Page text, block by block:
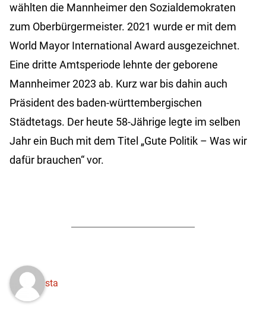
wählten die Mannheimer den Sozialdemokraten
zum Oberbürgermeister. 2021 wurde er mit dem
World Mayor International Award ausgezeichnet.
Eine dritte Amtsperiode lehnte der geborene
Mannheimer 2023 ab. Kurz war bis dahin auch
Präsident des baden-württembergischen
Städtetags. Der heute 58-Jährige legte im selben
Jahr ein Buch mit dem Titel „Gute Politik – Was wir
dafür brauchen“ vor.
sta